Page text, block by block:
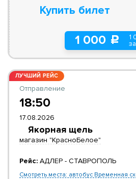
Купить билет
1 000 c 1
ЛУЧШИЙ РЕЙС
Отправление
18:50
17.08.2026
Якорная щель
магазин "КрасноБелое"
Рейс: АДЛЕР - СТАВРОПОЛЬ
Смотреть места: автобус Временная